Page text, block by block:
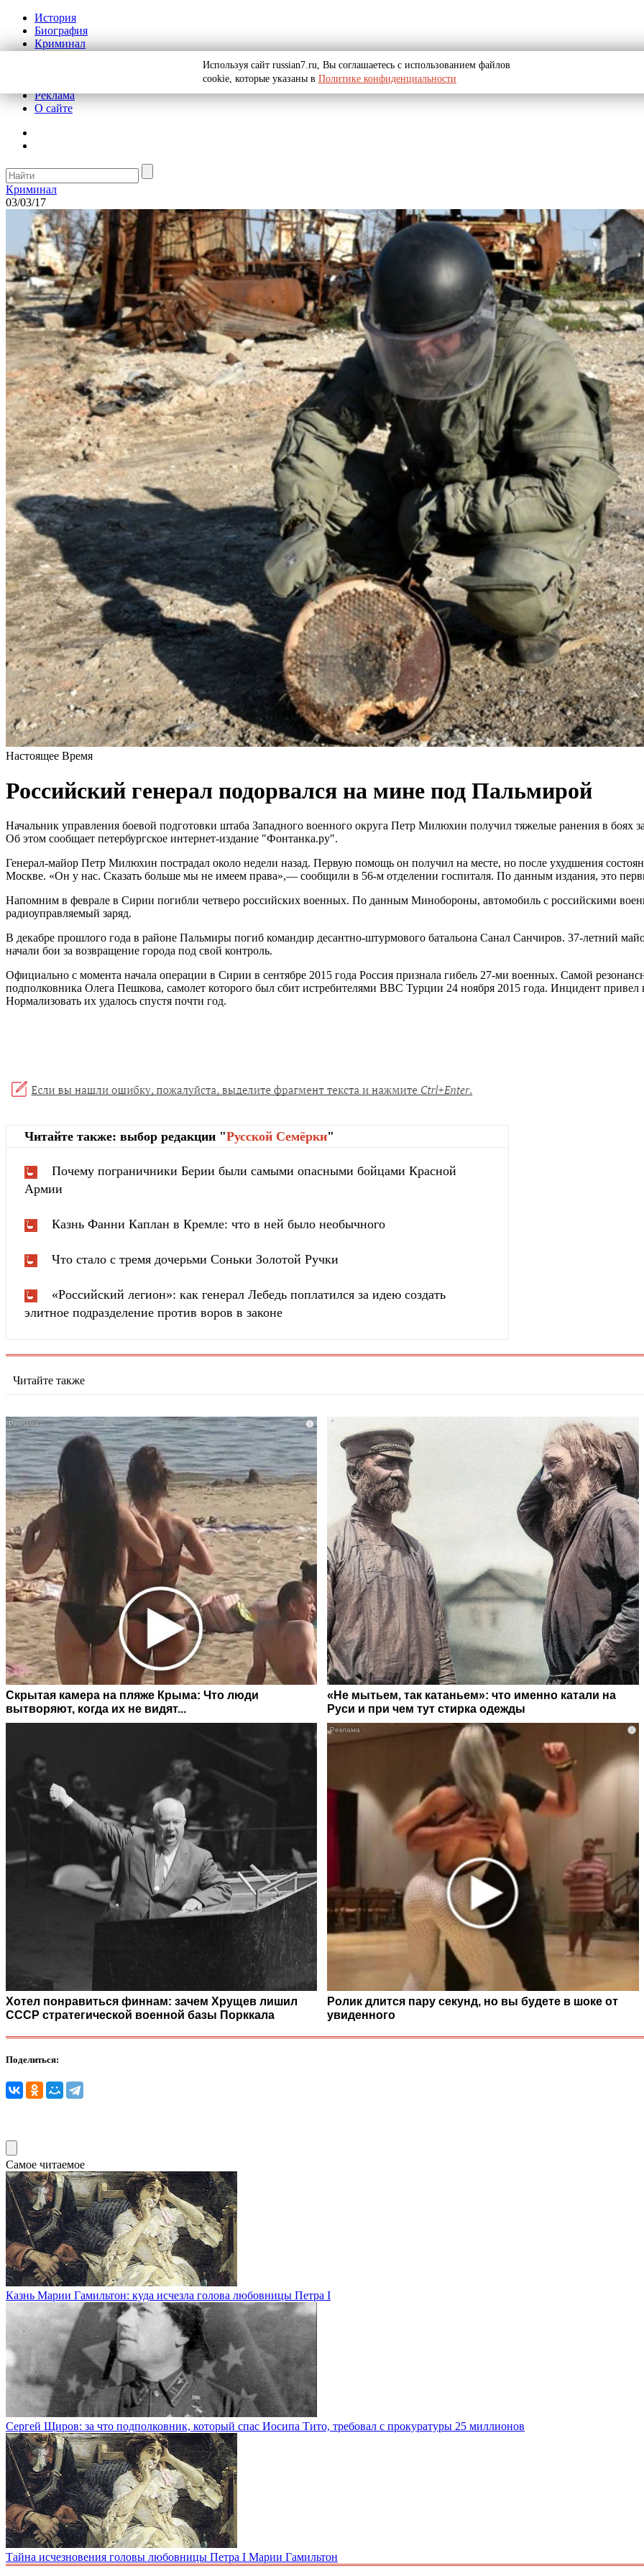
История
Биография
Криминал
Реклама
О сайте
Криминал
03/03/17
Настоящее Время
Российский генерал подорвался на мине под Пальмирой
Начальник управления боевой подготовки штаба Западного военного округа Петр Милюхин получил тяжелые ранения в боях
Об этом сообщает петербургское интернет-издание "Фонтанка.ру".
Генерал-майор Петр Милюхин пострадал около недели назад. Первую помощь он получил на месте, но после ухудшения
Москве. «Он у нас. Сказать больше мы не имеем права»,— сообщили в 56-м отделении госпиталя. По данным издания, это
Напомним в феврале в Сирии погибли четверо российских военных. По данным Минобороны, автомобиль с российскими
радиоуправляемый заряд.
В декабре прошлого года в районе Пальмиры погиб командир десантно-штурмового батальона Санал Санчиров. 37-летний
начали бои за возвращение города под свой контроль.
Официально с момента начала операции в Сирии в сентябре 2015 года Россия признала гибель 27-ми военных. Самой
подполковника Олега Пешкова, самолет которого был сбит истребителями ВВС Турции 24 ноября 2015 года. Инцидент
Нормализовать их удалось спустя почти год.
Читайте также: выбор редакции "Русской Cемёрки"
Почему пограничники Берии были самыми опасными бойцами Красной
Армии
Казнь Фанни Каплан в Кремле: что в ней было необычного
Что стало с тремя дочерьми Соньки Золотой Ручки
«Российский легион»: как генерал Лебедь поплатился за идею создать
элитное подразделение против воров в законе
Читайте также
i
Скрытая камера на пляже Крыма: Что люди
вытворяют, когда их не видят...
«Не мытьем, так катаньем»: что именно катали на
Руси и при чем тут стирка одежды
Хотел понравиться финнам: зачем Хрущев лишил
СССР стратегической военной базы Порккала
i
Ролик длится пару секунд, но вы будете в шоке от
увиденного
Поделиться:
Самое читаемое
Казнь Марии Гамильтон: куда исчезла голова любовницы Петра I
Сергей Щиров: за что подполковник, который спас Иосипа Тито, требовал с прокуратуры 25 миллионов
Тайна исчезновения головы любовницы Петра I Марии Гамильтон
Используя сайт russian7.ru, Вы соглашаетесь с использованием файлов
cookie, которые указаны в Политике конфиденциальности